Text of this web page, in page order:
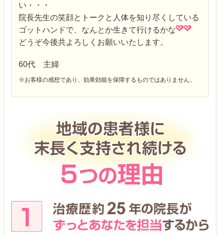
い・・・
院長先生の笑顔とトークと人体を知り尽くしている
ゴットハンドで、なんとか生きて行けるかな
どうぞ今後共よろしくお願いいたします。
60代 主婦
※お客様の感想であり、効果効能を保障するものではありません。